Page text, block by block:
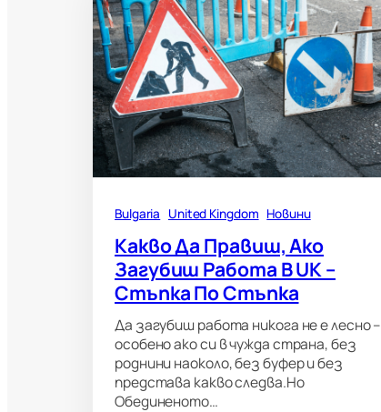
Bulgaria United Kingdom Новини
Какво Да Правиш, Ако
Загубиш Работа В UK –
Стъпка По Стъпка
Да загубиш работа никога не е лесно –
особено ако си в чужда страна, без
роднини наоколо, без буфер и без
представа какво следва.Но
Обединеното…